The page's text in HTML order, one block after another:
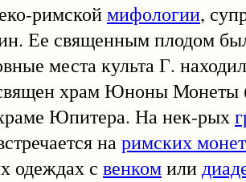
римскоймифологии,
Ее священным плодом
места культа Г.
храм Юноны Монеты
Юпитера. На нек-рых
наримских
одеждах с венкомили